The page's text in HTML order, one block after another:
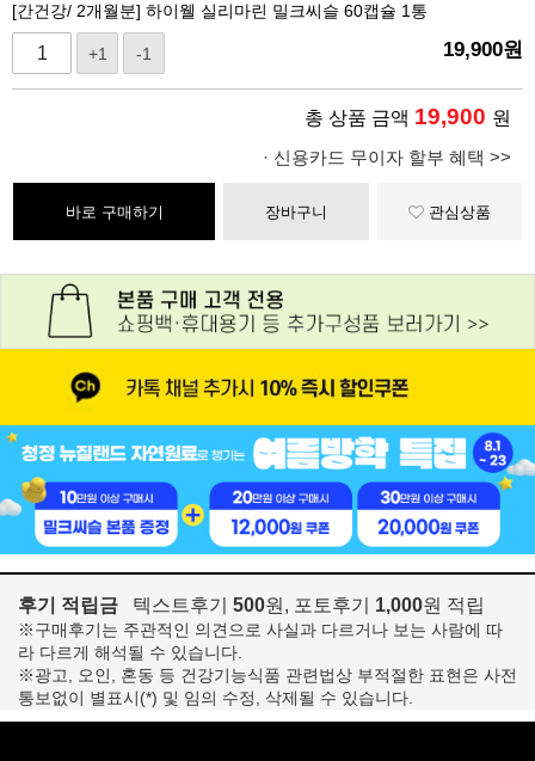
[간건강/ 2개월분] 하이웰 실리마린 밀크씨슬 60캡슐 1통
+1 -1 19,900원
총 상품 금액 19,900 원
· 신용카드 무이자 할부 혜택 >>
바로 구매하기 장바구니 관심상품
후기 적립금 텍스트후기 500원, 포토후기 1,000원 적립
※구매후기는 주관적인 의견으로 사실과 다르거나 보는 사람에 따
라 다르게 해석될 수 있습니다.
※광고, 오인, 혼동 등 건강기능식품 관련법상 부적절한 표현은 사전
통보없이 별표시(*) 및 임의 수정, 삭제될 수 있습니다.